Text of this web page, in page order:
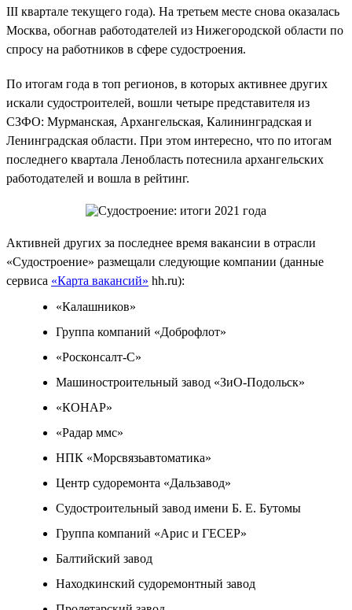
III квартале текущего года). На третьем месте снова оказалась
Москва, обогнав работодателей из Нижегородской области по
спросу на работников в сфере судостроения.
По итогам года в топ регионов, в которых активнее других
искали судостроителей, вошли четыре представителя из
СЗФО: Мурманская, Архангельская, Калининградская и
Ленинградская области. При этом интересно, что по итогам
последнего квартала Ленобласть потеснила архангельских
работодателей и вошла в рейтинг.
Активней других за последнее время вакансии в отрасли
«Судостроение» размещали следующие компании (данные
сервиса «Карта вакансий» hh.ru):
«Калашников»
Группа компаний «Доброфлот»
«Росконсалт-С»
Машиностроительный завод «ЗиО-Подольск»
«КОНАР»
«Радар ммс»
НПК «Морсвязьавтоматика»
Центр судоремонта «Дальзавод»
Судостроительный завод имени Б. Е. Бутомы
Группа компаний «Арис и ГЕСЕР»
Балтийский завод
Находкинский судоремонтный завод